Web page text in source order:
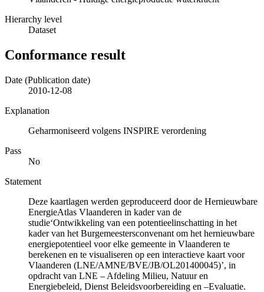
Hierarchy level
Dataset
Conformance result
Date (Publication date)
2010-12-08
Explanation
Geharmoniseerd volgens INSPIRE verordening
Pass
No
Statement
Deze kaartlagen werden geproduceerd door de Hernieuwbare
EnergieAtlas Vlaanderen in kader van de
studie‘Ontwikkeling van een potentieelinschatting in het
kader van het Burgemeestersconvenant om het hernieuwbare
energiepotentieel voor elke gemeente in Vlaanderen te
berekenen en te visualiseren op een interactieve kaart voor
Vlaanderen (LNE/AMNE/BVE/JB/OL201400045)’, in
opdracht van LNE – Afdeling Milieu, Natuur en
Energiebeleid, Dienst Beleidsvoorbereiding en –Evaluatie.